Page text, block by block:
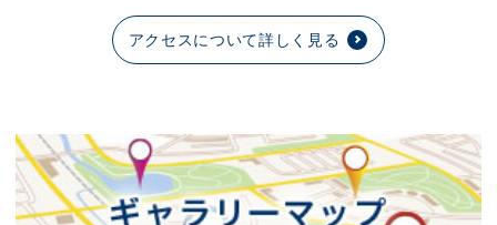
アクセスについて詳しく見る